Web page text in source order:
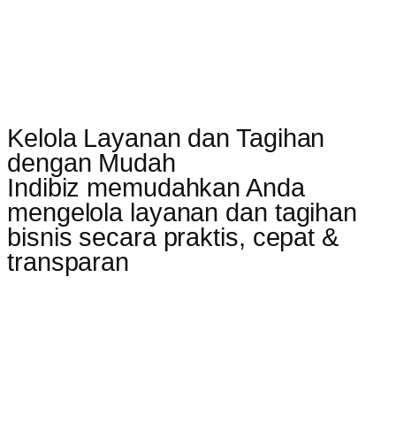
Kelola Layanan dan Tagihan
dengan Mudah
Indibiz memudahkan Anda
mengelola layanan dan tagihan
bisnis secara praktis, cepat &
transparan